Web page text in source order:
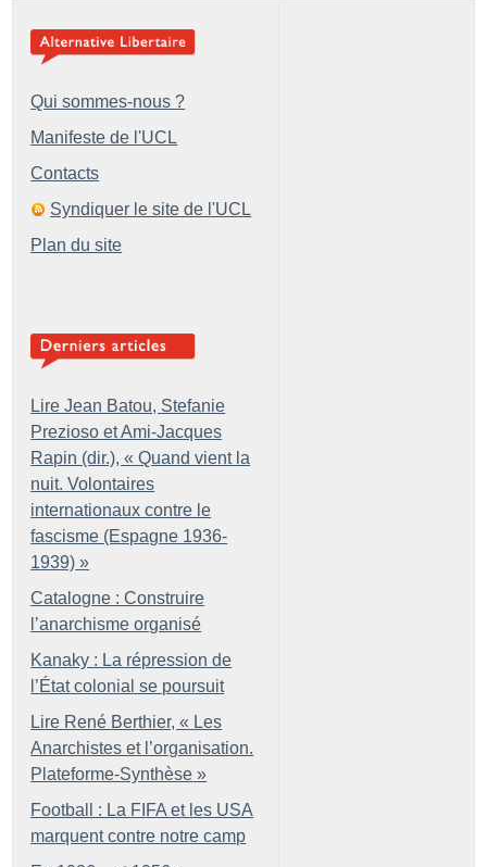
Qui sommes-nous ?
Manifeste de l'UCL
Contacts
Syndiquer le site de l'UCL
Plan du site
Lire Jean Batou, Stefanie
Prezioso et Ami-Jacques
Rapin (dir.), « Quand vient la
nuit. Volontaires
internationaux contre le
fascisme (Espagne 1936-
1939) »
Catalogne : Construire
l’anarchisme organisé
Kanaky : La répression de
l’État colonial se poursuit
Lire René Berthier, « Les
Anarchistes et l’organisation.
Plateforme-Synthèse »
Football : La FIFA et les USA
marquent contre notre camp